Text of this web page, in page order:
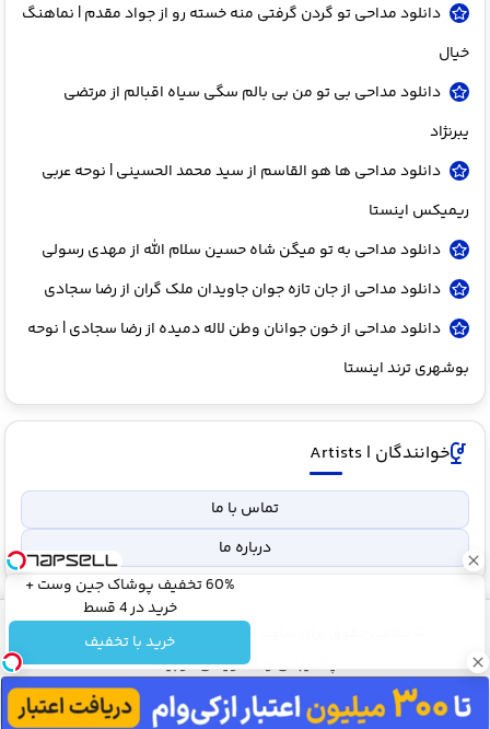
دانلود مداحی تو گردن گرفتی منه خسته رو از جواد مقدم | نماهنگ
خیال
دانلود مداحی بی تو من بی بالم سگی سیاه اقبالم از مرتضی
یبرنژاد
دانلود مداحی ها هو القاسم از سید محمد الحسینی | نوحه عربی
ریمیکس اینستا
دانلود مداحی به تو میگن شاه حسین سلام الله از مهدی رسولی
دانلود مداحی از جان تازه جوان جاویدان ملک گران از رضا سجادی
دانلود مداحی از خون جوانان وطن لاله دمیده از رضا سجادی | نوحه
بوشهری ترند اینستا
خوانندگان | Artists
تماس با ما
درباره ما
© تمامی حقوق برای سایت موزیک ویرال محفوظ میباشد.
پشتیبانی و کدنویسی : وبیت
60% تخفیف پوشاک جین وست +
خرید در 4 قسط
خرید با تخفیف